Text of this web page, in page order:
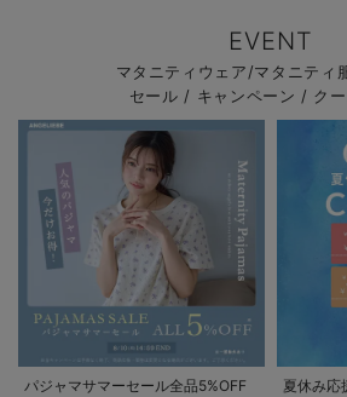
EVENT
マタニティウェア/マタニティ
セール / キャンペーン / ク
パジャマサマーセール全品5%OFF
夏休み応